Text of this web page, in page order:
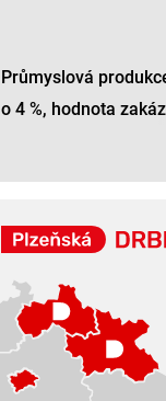
Průmyslová
o 4 %, hodnota